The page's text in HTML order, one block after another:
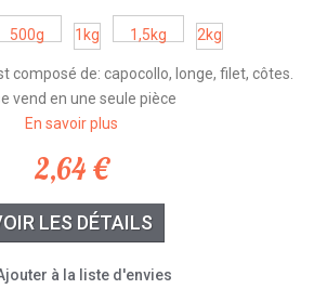
500g 1kg 1,5kg 2kg
composé de: capocollo, longe, filet, côtes.
vend en une seule pièce
En savoir plus
2,64 €
LES DÉTAILS
à la liste d'envies